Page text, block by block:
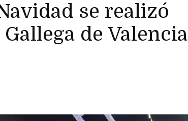
se realizó
de Valencia